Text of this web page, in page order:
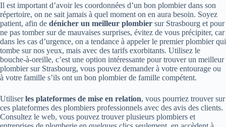
Il est important d’avoir les coordonnées d’un bon plombier dans son
répertoire, on ne sait jamais à quel moment on en aura besoin. Soyez
patient, afin de dénicher un meilleur plombier sur Strasbourg et pour
ne pas tomber sur de mauvaises surprises, évitez de vous précipiter, car
dans les cas d’urgence, on a tendance à appeler le premier plombier qui
tombe sur nos yeux, mais avec des tarifs exorbitants. Utilisez le
bouche-à-oreille, c’est une option intéressante pour trouver un meilleur
plombier sur Strasbourg, vous pouvez demander à votre entourage ou
à votre famille s’ils ont un bon plombier de famille compétent.
Utiliserles plateformes de mise en relation, vous pourriez trouver sur
ces plateformes des plombiers professionnels avec des avis des clients.
Consultez le web, vous pouvez trouver plusieurs plombiers et